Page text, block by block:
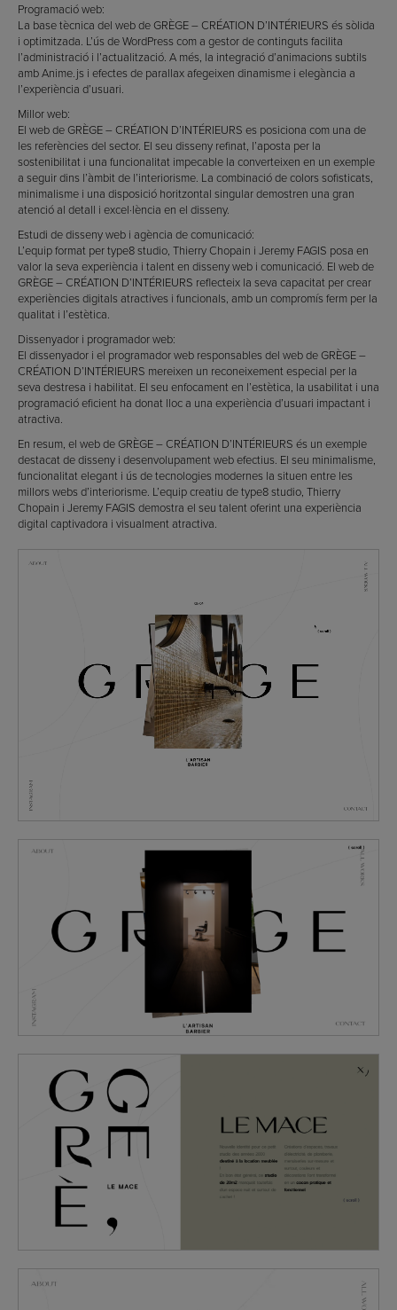
Programació web:
La base tècnica del web de GRÈGE – CRÉATION D’INTÉRIEURS és sòlida
i optimitzada. L’ús de WordPress com a gestor de continguts facilita
l’administració i l’actualització. A més, la integració d’animacions subtils
amb Anime.js i efectes de parallax afegeixen dinamisme i elegància a
l’experiència d’usuari.
Millor web:
El web de GRÈGE – CRÉATION D’INTÉRIEURS es posiciona com una de
les referències del sector. El seu disseny refinat, l’aposta per la
sostenibilitat i una funcionalitat impecable la converteixen en un exemple
a seguir dins l’àmbit de l’interiorisme. La combinació de colors sofisticats,
minimalisme i una disposició horitzontal singular demostren una gran
atenció al detall i excel·lència en el disseny.
Estudi de disseny web i agència de comunicació:
L’equip format per type8 studio, Thierry Chopain i Jeremy FAGIS posa en
valor la seva experiència i talent en disseny web i comunicació. El web de
GRÈGE – CRÉATION D’INTÉRIEURS reflecteix la seva capacitat per crear
experiències digitals atractives i funcionals, amb un compromís ferm per la
qualitat i l’estètica.
Dissenyador i programador web:
El dissenyador i el programador web responsables del web de GRÈGE –
CRÉATION D’INTÉRIEURS mereixen un reconeixement especial per la
seva destresa i habilitat. El seu enfocament en l’estètica, la usabilitat i una
programació eficient ha donat lloc a una experiència d’usuari impactant i
atractiva.
En resum, el web de GRÈGE – CRÉATION D’INTÉRIEURS és un exemple
destacat de disseny i desenvolupament web efectius. El seu minimalisme,
funcionalitat elegant i ús de tecnologies modernes la situen entre les
millors webs d’interiorisme. L’equip creatiu de type8 studio, Thierry
Chopain i Jeremy FAGIS demostra el seu talent oferint una experiència
digital captivadora i visualment atractiva.